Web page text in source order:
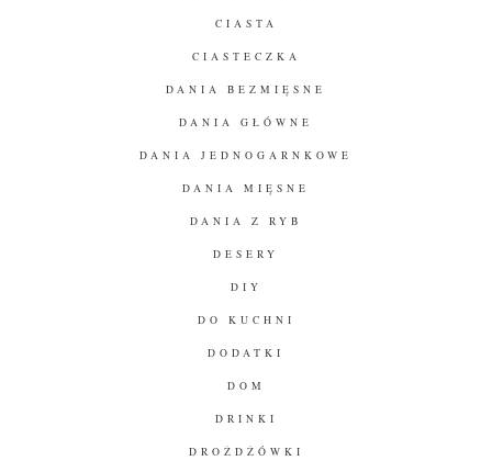
CIASTA
CIASTECZKA
DANIA BEZMIĘSNE
DANIA GŁÓWNE
DANIA JEDNOGARNKOWE
DANIA MIĘSNE
DANIA Z RYB
DESERY
DIY
DO KUCHNI
DODATKI
DOM
DRINKI
DROŻDŻÓWKI